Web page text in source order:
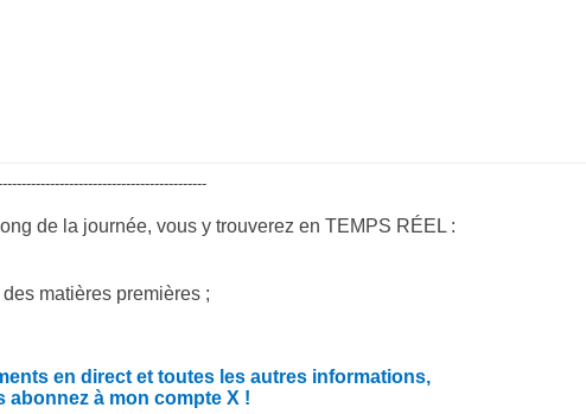
de la journée, vous y trouverez en TEMPS RÉEL :
matières premières ;
en direct et toutes les autres informations,
abonnez à mon compte X !